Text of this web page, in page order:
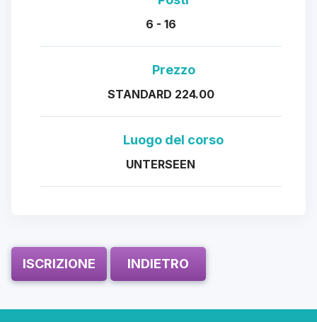
6 - 16
Prezzo
STANDARD 224.00
Luogo del corso
UNTERSEEN
ISCRIZIONE INDIETRO